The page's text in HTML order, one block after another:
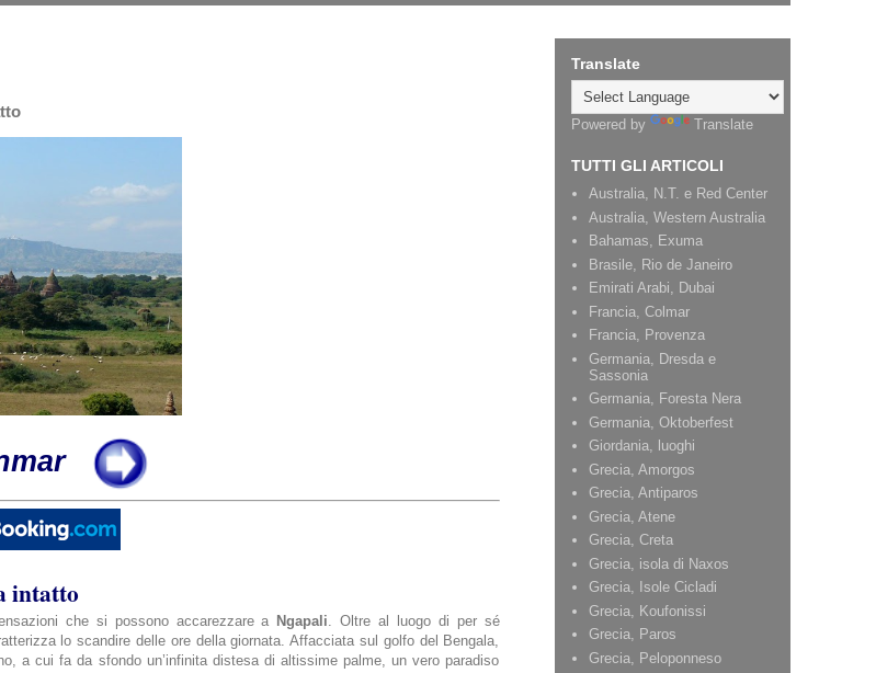
intatto
che si possono accarezzare a Ngapali. Oltre al luogo di per sé
lo scandire delle ore della giornata. Affacciata sul golfo del Bengala,
a cui fa da sfondo un’infinita distesa di altissime palme, un vero paradiso
Translate
Powered by Translate
TUTTI GLI ARTICOLI
Australia, N.T. e Red Center
Australia, Western Australia
Bahamas, Exuma
Brasile, Rio de Janeiro
Emirati Arabi, Dubai
Francia, Colmar
Francia, Provenza
Germania, Dresda e
Sassonia
Germania, Foresta Nera
Germania, Oktoberfest
Giordania, luoghi
Grecia, Amorgos
Grecia, Antiparos
Grecia, Atene
Grecia, Creta
Grecia, isola di Naxos
Grecia, Isole Cicladi
Grecia, Koufonissi
Grecia, Paros
Grecia, Peloponneso